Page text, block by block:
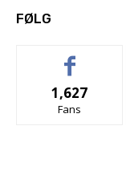
FØLG
1,627
Fans